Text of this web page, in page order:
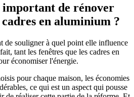
de rénover
en aluminium ?
de souligner à quel point elle influence
tant les fenêtres que les cadres en
économiser l'énergie.
pour chaque maison, les économies
ce qui est un aspect qui pousse